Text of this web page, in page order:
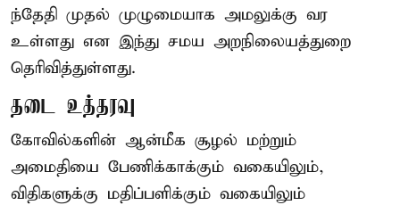
ந்தேதி முதல் முழுமையாக அமலுக்கு வர
உள்ளது என இந்து சமய அறநிலையத்துறை
தெரிவித்துள்ளது.
தடை உத்தரவு
கோவில்களின் ஆன்மீக சூழல் மற்றும்
அமைதியை பேணிக்காக்கும் வகையிலும்,
விதிகளுக்கு மதிப்பளிக்கும் வகையிலும்